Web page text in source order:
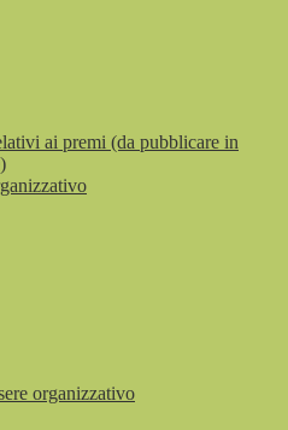
ai premi (da pubblicare in
organizzativo